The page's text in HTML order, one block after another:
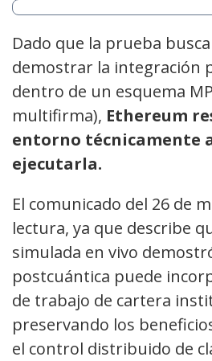
Dado que la prueba
demostrar la integración
dentro de un esquema
multifirma), Ethereum
entorno técnicamente
ejecutarla.
El comunicado del 26 de
lectura, ya que describe
simulada en vivo
postcuántica puede
de trabajo de cartera
preservando los
el control distribuido de